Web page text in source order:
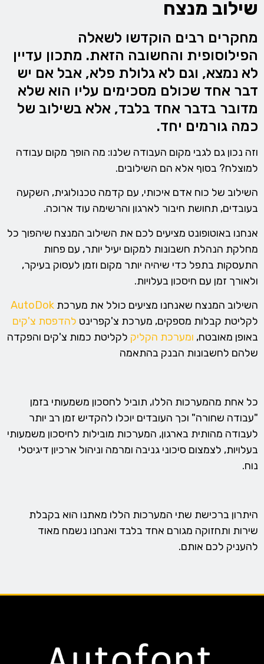
שילוב מנצח
מחקרים רבים הוקדשו לשאלה
הפילוסופית והחשובה הזאת. מתכון עדיין
לא נמצא, וגם לא גלולת פלא, אבל אם יש
דבר אחד שכולם מסכימים עליו הוא שלא
מדובר בדבר אחד בלבד, אלא בשילוב של
כמה גורמים יחד.
וזה נכון גם לגבי מקום העבודה שלנו: מה הופך מקום עבודה
למוצלח? בסוף אלא הם השילובים.
השילוב של כוח אדם איכותי, עם קדמה טכנולוגית, השקעה
בעובדים, תחושת חיבור לארגון והרשימה עוד ארוכה.
אנחנו באוטופונט מציעים לכם את השילוב המנצח שיהפוך כל
מחלקת הנהלת חשבונות למקום יעיל יותר, עם פחות
התעסקות בתפל כדי שיהיה יותר מקום וזמן לעסוק בעיקר,
ולאורך זמן עם חיסכון בעלויות.
השילוב המנצח שאנחנו מציעים כולל את מערכת
לקליטת קבלות מספקים, מערכת צ'קפרינט להדפסת צ'קים
באופן מאובטח, ומערכת הקליק לקליטת כמות צ'קים והפקדה
שלהם לחשבונות הבנק בהתאמה
כל אחת מהמערכות הללו, תוביל לחסכון משמעותי בזמן
"עבודה שחורה" וכך העובדים יוכלו להקדיש זמן רב יותר
לעבודה מהותית בארגון, המערכות מובילות לחיסכון משמעותי
בעלויות, לצמצום סיכוני גניבה ומרמה וניהול ארכיון דיגיטלי
נוח.
היתרון ברכישת שתי המערכות הללו מאתנו הוא בקבלת
שירות ותחזוקה מגורם אחד בלבד ואנחנו נשמח מאוד
להעניק לכם אותם.